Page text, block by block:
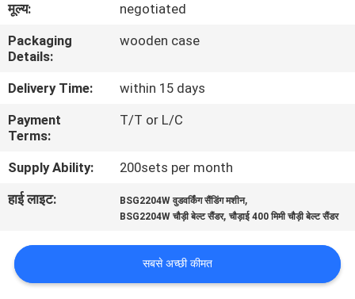
गुणवत्ता
संपर्क
समाचार
एक
उद्धरण
मूल्य:
negotiated
Packaging
Details:
wooden case
Delivery Time:
within 15 days
Payment
Terms:
T/T or L/C
Supply Ability:
200sets per month
हाई लाइट:
BSG2204W वुडवर्किंग सैंडिंग मशीन,
BSG2204W चौड़ी बेल्ट सैंडर,चौड़ाई 400 मिमी चौड़ी बेल्ट सैंडर
सबसे अच्छी कीमत